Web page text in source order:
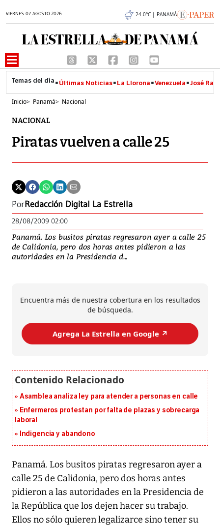
VIERNES 07 AGOSTO 2026 24.0°C | PANAMÁ
Últimas Noticias La Llorona Venezuela José
Inicio> Panamá> Nacional
NACIONAL
Piratas vuelven a calle 25
PorRedacción Digital La Estrella
28/08/2009 02:00
Panamá. Los busitos piratas regresaron ayer a calle 25
de Calidonia, pero dos horas antes pidieron a las
autoridades en la Presidencia d...
Encuentra más de nuestra cobertura en los resultados
de búsqueda.
Agrega La Estrella en Google ↗️
Asamblea analiza ley para atender a personas en calle
Enfermeros protestan por falta de plazas y sobrecarga
laboral
Indigencia y abandono
Panamá. Los busitos piratas regresaron ayer a
calle 25 de Calidonia, pero dos horas antes
pidieron a las autoridades en la Presidencia de
la República que los dejen hacer su trabajo.
Ellos no sólo quieren legalizarce sino tener su